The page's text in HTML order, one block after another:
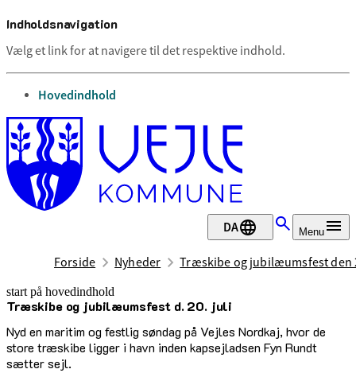
Indholdsnavigation
Vælg et link for at navigere til det respektive indhold.
gå til
Hovedindhold
DA Menu
Forside Nyheder Træskibe og jubilæumsfest den
start på hovedindhold
Træskibe og jubilæumsfest d. 20. juli
Nyd en maritim og festlig søndag på Vejles Nordkaj, hvor de
store træskibe ligger i havn inden kapsejladsen Fyn Rundt
sætter sejl.
senest opdateret 30. juni 2025